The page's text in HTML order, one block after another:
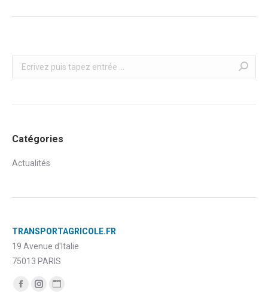
Recherche
Catégories
Actualités
TRANSPORTAGRICOLE.FR
19 Avenue d'Italie
75013 PARIS
Trouvez nous sur :
FacebookInstagram